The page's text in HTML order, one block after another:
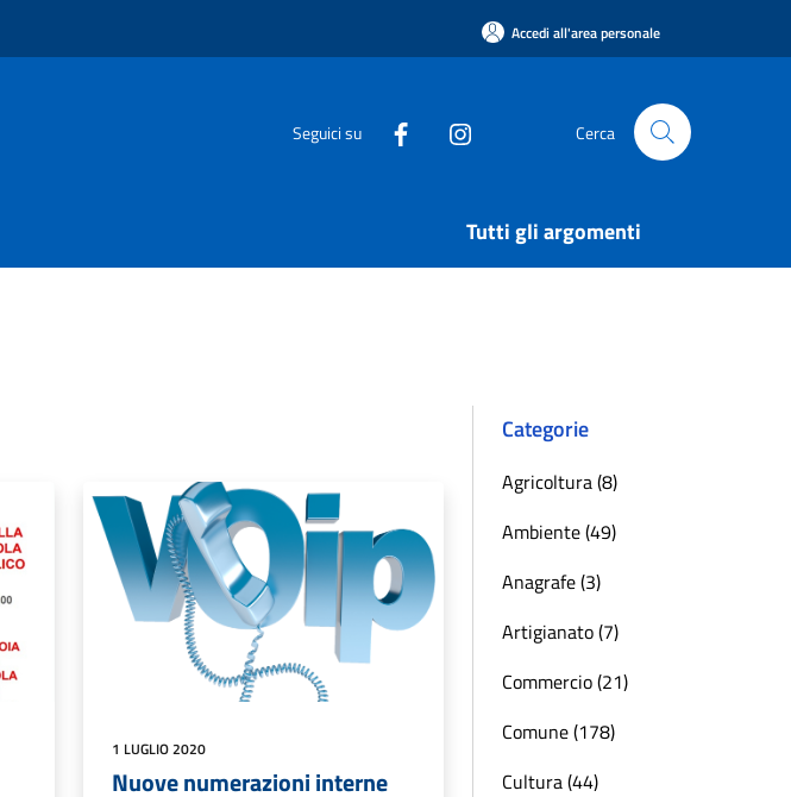
Accedi all'area personale
Seguici su Cerca
Tutti gli argomenti
1 LUGLIO 2020
Nuove numerazioni interne
Categorie
Agricoltura (8)
Ambiente (49)
Anagrafe (3)
Artigianato (7)
Commercio (21)
Comune (178)
Cultura (44)